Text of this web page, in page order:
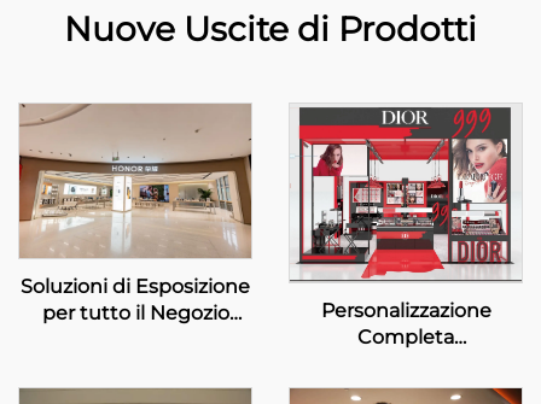
Nuove Uscite di Prodotti
Soluzioni di Esposizione
per tutto il Negozio
Personalizzazione
Completa
Pop-up Store Dior